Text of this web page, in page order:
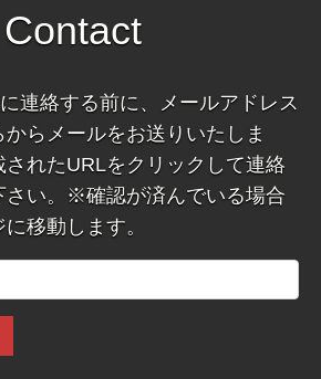
Contact
連絡する前に、メールアドレス
らメールをお送りいたしま
れたURLをクリックして連絡
さい。※確認が済んでいる場合
移動します。